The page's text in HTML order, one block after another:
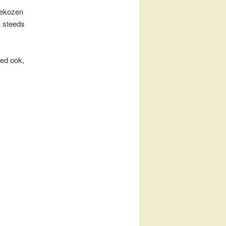
steeds
ook,